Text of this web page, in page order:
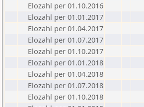
Elozahl per 01.10.2016
Elozahl per 01.01.2017
Elozahl per 01.04.2017
Elozahl per 01.07.2017
Elozahl per 01.10.2017
Elozahl per 01.01.2018
Elozahl per 01.04.2018
Elozahl per 01.07.2018
Elozahl per 01.10.2018